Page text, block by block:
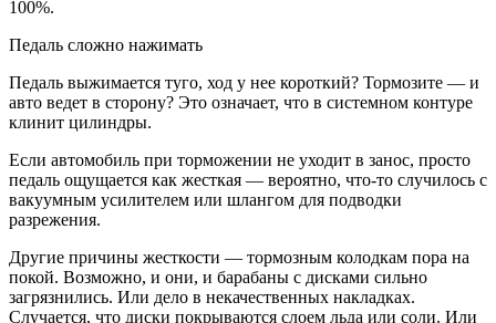
100%.
Педаль сложно нажимать
Педаль выжимается туго, ход у нее короткий? Тормозите — и
авто ведет в сторону? Это означает, что в системном контуре
клинит цилиндры.
Если автомобиль при торможении не уходит в занос, просто
педаль ощущается как жесткая — вероятно, что-то случилось с
вакуумным усилителем или шлангом для подводки
разрежения.
Другие причины жесткости — тормозным колодкам пора на
покой. Возможно, и они, и барабаны с дисками сильно
загрязнились. Или дело в некачественных накладках.
Случается, что диски покрываются слоем льда или соли. Или